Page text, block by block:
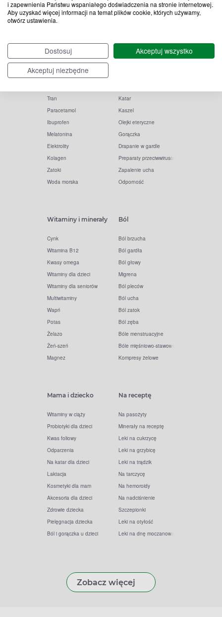
i zapewnienia Państwu wspaniałego doświadczenia na stronie internetowej.
Aby uzyskać więcej informacji na temat plików cookie, których używamy,
otwórz ustawienia.
Dostosuj
Akceptuj wszystko
Akceptuj niezbędne
Popularne zapytania
Witamina D
Witamina C
Tran
Paracetamol
Ibuprofen
Melatonina
Elektrolity
Kolagen
Zatoki
Woda morska
Przeziębienie i grypa
Katar
Kaszel
Olejki eteryczne
Gorączka
Drapanie w gardle
Preparaty przeciwwirusowe
Zapalenie ucha
Odporność
Witaminy i minerały
Cynk
Witamina B12
Kwasy omega
Witaminy dla dzieci
Witaminy dla seniorów
Multiwitaminy
Wapń
Potas
Żelazo
Żeń-szeń
Magnez
Ból
Ból brzucha
Ból gardła
Ból głowy
Migrena
Ból pleców
Ból ucha
Ból zatok
Ból zęba
Bóle menstruacyjne
Bóle mięśniowo-stawowe
Kompresy żelowe
Mama i dziecko
Witaminy w ciąży
Probiotyki dla dzieci
Kwas foliowy
Odparzenia
Na katar dla dzieci
Laktacja
Kosmetyki dla mam
Akcesoria dla dzieci
Zdrowie dziecka
Pielęgnacja dziecka
Ból i gorączka u dzieci
Na receptę
Na pasożyty
Minerały na receptę
Leki na cukrzycę
Leki na grzybicę
Leki na trądzik
Na tarczycę
Na hemoroidy
Na nadciśnienie
Szczepionki
Leki na otyłość
Leki na dnę moczanową
Zobacz więcej